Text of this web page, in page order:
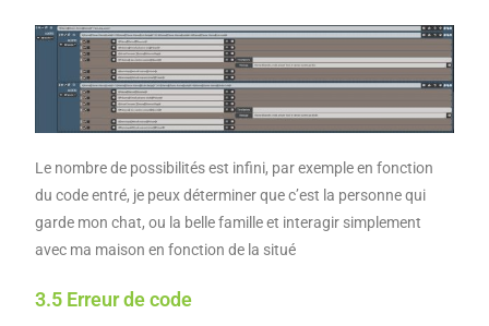
Le nombre de possibilités est infini, par exemple en fonction
du code entré, je peux déterminer que c’est la personne qui
garde mon chat, ou la belle famille et interagir simplement
avec ma maison en fonction de la situé
3.5 Erreur de code